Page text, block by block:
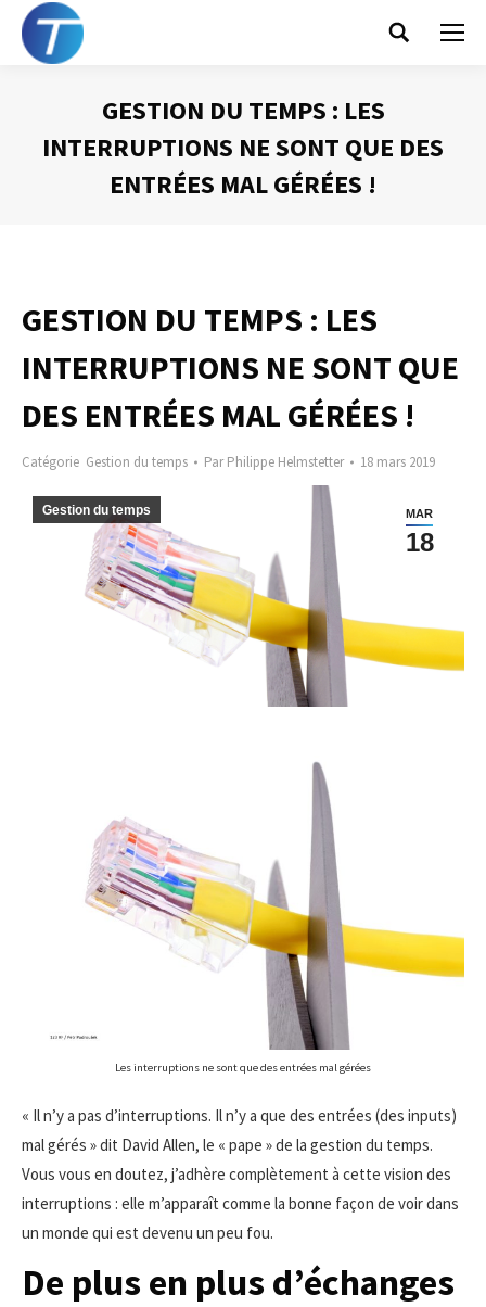
Search:
GESTION DU TEMPS : LES
INTERRUPTIONS NE SONT QUE DES
ENTRÉES MAL GÉRÉES !
GESTION DU TEMPS : LES
INTERRUPTIONS NE SONT QUE
DES ENTRÉES MAL GÉRÉES !
Catégorie Gestion du temps ParPhilippe Helmstetter 18 mars 2019
MAR
18
Gestion du temps
Les interruptions ne sont que des entrées mal gérées
« Il n’y a pas d’interruptions. Il n’y a que des entrées (des inputs)
mal gérés » dit David Allen, le « pape » de la gestion du temps.
Vous vous en doutez, j’adhère complètement à cette vision des
interruptions : elle m’apparaît comme la bonne façon de voir dans
un monde qui est devenu un peu fou.
De plus en plus d’échanges